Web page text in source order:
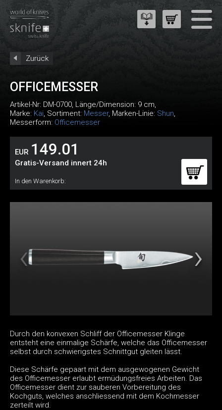
Zurück
OFFICEMESSER
Artikel-Nr: DM-0700, Länge/Dimension: 9 cm,
Marke: Kai, Sortiment: Messer, Marken-Linie: Shun,
Messerform: Officemesser
EUR 149.01
Gratis-Versand innert 24h
In den Warenkorb:
Durch den konvexen Schliff der Officemesser Klinge
entsteht eine einmalige Schärfe, welche das Officemesser
selbst durch schwierigstes Schnittgut gleiten lässt.
Diese Schärfe gepaart mit dem ausgewogenen Gewicht
des Officemesser erlaubt ermüdungsfreies Arbeiten. Das
Officemesser dient zur sauberen Vorbereitung des
Kochguts, welches anschliessend mit dem Kochmesser
zerteilt wird.